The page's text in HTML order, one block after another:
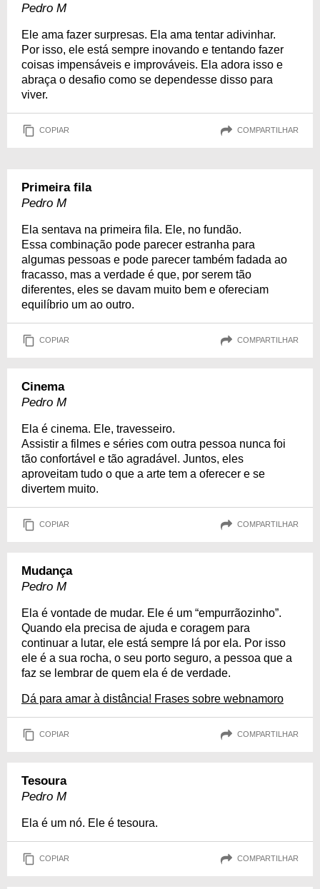
Pedro M
Ele ama fazer surpresas. Ela ama tentar adivinhar.
Por isso, ele está sempre inovando e tentando fazer
coisas impensáveis e improváveis. Ela adora isso e
abraça o desafio como se dependesse disso para
viver.
COPIAR COMPARTILHAR
Primeira fila
Pedro M
Ela sentava na primeira fila. Ele, no fundão.
Essa combinação pode parecer estranha para
algumas pessoas e pode parecer também fadada ao
fracasso, mas a verdade é que, por serem tão
diferentes, eles se davam muito bem e ofereciam
equilíbrio um ao outro.
COPIAR COMPARTILHAR
Cinema
Pedro M
Ela é cinema. Ele, travesseiro.
Assistir a filmes e séries com outra pessoa nunca foi
tão confortável e tão agradável. Juntos, eles
aproveitam tudo o que a arte tem a oferecer e se
divertem muito.
COPIAR COMPARTILHAR
Mudança
Pedro M
Ela é vontade de mudar. Ele é um “empurrãozinho”.
Quando ela precisa de ajuda e coragem para
continuar a lutar, ele está sempre lá por ela. Por isso
ele é a sua rocha, o seu porto seguro, a pessoa que a
faz se lembrar de quem ela é de verdade.
Dá para amar à distância! Frases sobre webnamoro
COPIAR COMPARTILHAR
Tesoura
Pedro M
Ela é um nó. Ele é tesoura.
COPIAR COMPARTILHAR